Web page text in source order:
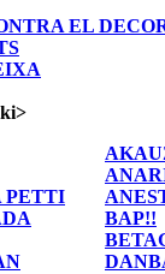
EL
>
PETTI
BAP!!